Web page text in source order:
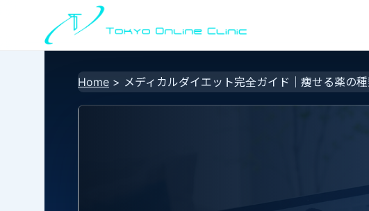
Home > メディカルダイエット完全ガイド｜痩せる薬の